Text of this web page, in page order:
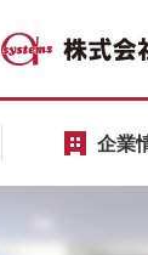
企業